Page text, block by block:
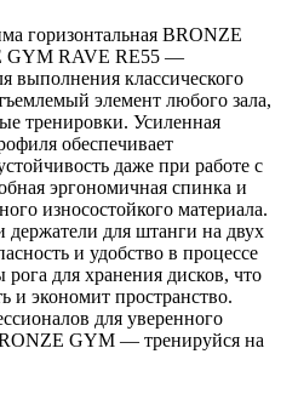
горизонтальная BRONZE
GYM RAVE RE55 —
выполнения классического
элемент любого зала,
тренировки. Усиленная
обеспечивает
даже при работе с
эргономичная спинка и
износостойкого материала.
держатели для штанги на двух
и удобство в процессе
для хранения дисков, что
и экономит пространство.
для уверенного
GYM — тренируйся на